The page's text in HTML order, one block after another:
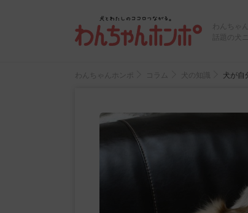
わんちゃ
話題の犬
わんちゃんホンポ コラム 犬の知識 犬が自